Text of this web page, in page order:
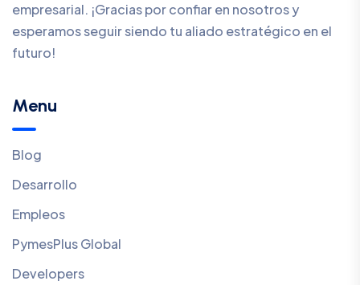
empresarial. ¡Gracias por confiar en nosotros y
esperamos seguir siendo tu aliado estratégico en el
futuro!
Menu
Blog
Desarrollo
Empleos
PymesPlus Global
Developers